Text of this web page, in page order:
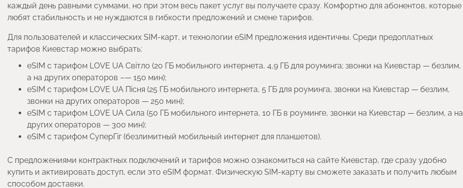
каждый день равными суммами, но при этом весь пакет услуг вы получаете сразу. Комфортно для абонентов, которые
любят стабильность и не нуждаются в гибкости предложений и смене тарифов.
Для пользователей и классических SIM-карт, и технологии eSIM предложения идентичны. Среди предоплатных
тарифов Киевстар можно выбрать:
eSIM с тарифом LOVE UA Світло (20 ГБ мобильного интернета, 4,9 ГБ для роуминга; звонки на Киевстар — безлим,
а на других операторов –— 150 мин);
eSIM с тарифом LOVE UA Пісня (25 ГБ мобильного интернета, 5 ГБ для роуминга, звонки на Киевстар — безлим,
звонки на других операторов — 250 мин);
eSIM с тарифом LOVE UA Сила (50 ГБ мобильного интернета, 10 ГБ в роуминге, звонки на Киевстар — безлим, а на
других операторов — 300 мин);
eSIM с тарифом СуперГіг (безлимитный мобильный интернет для планшетов).
С предложениями контрактных подключений и тарифов можно ознакомиться на сайте Киевстар, где сразу удобно
купить и активировать доступ, если это eSIM формат. Физическую SIM-карту вы сможете заказать и получить любым
способом доставки.